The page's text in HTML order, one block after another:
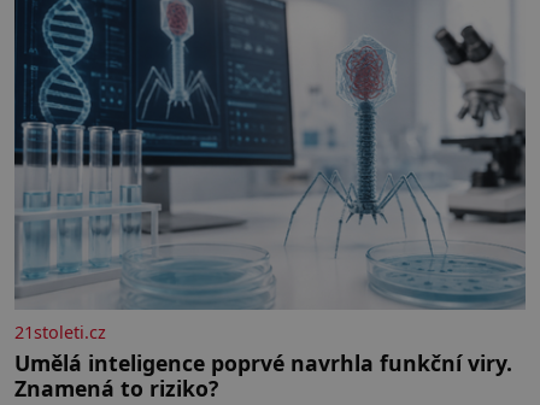
21stoleti.cz
Umělá inteligence poprvé navrhla funkční viry.
Znamená to riziko?